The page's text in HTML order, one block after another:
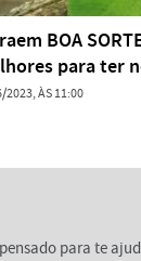
BOA
para ter
2023, ÀS 11:00
para te